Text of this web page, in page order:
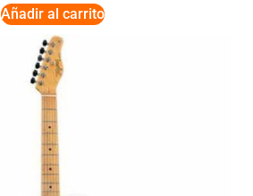
Añadir al carrito